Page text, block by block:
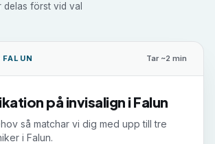
delas först vid val
FALUN Tar ~2 min
på invisalign i Falun
så matchar vi dig med upp till tre
i Falun.